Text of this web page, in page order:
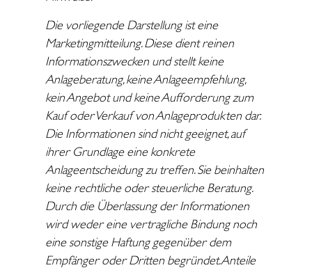
Die vorliegende Darstellung ist eine
Marketingmitteilung. Diese dient reinen
Informationszwecken und stellt keine
Anlageberatung, keine Anlageempfehlung,
kein Angebot und keine Aufforderung zum
Kauf oder Verkauf von Anlageprodukten dar.
Die Informationen sind nicht geeignet, auf
ihrer Grundlage eine konkrete
Anlageentscheidung zu treffen. Sie beinhalten
keine rechtliche oder steuerliche Beratung.
Durch die Überlassung der Informationen
wird weder eine vertragliche Bindung noch
eine sonstige Haftung gegenüber dem
Empfänger oder Dritten begründet. Anteile